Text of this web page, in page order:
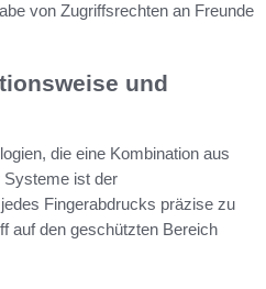
von Zugriffsrechten an Freunde
und
die eine Kombination aus
Systeme ist der
Fingerabdrucks präzise zu
auf den geschützten Bereich